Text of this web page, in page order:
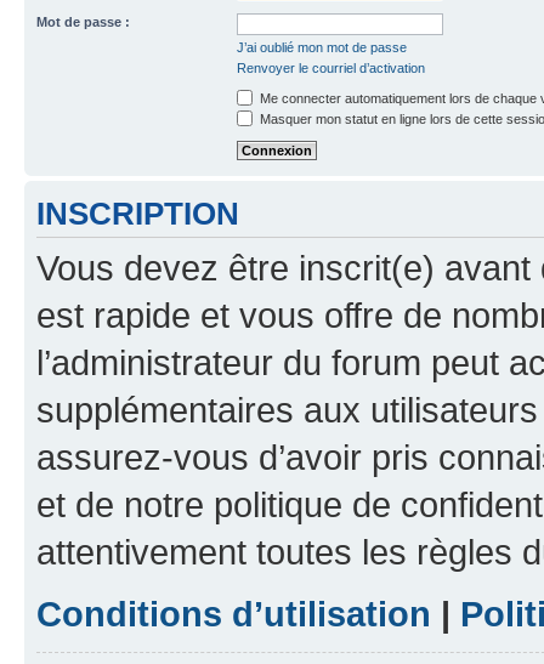
Mot de passe :
J’ai oublié mon mot de passe
Renvoyer le courriel d’activation
Me connecter automatiquement lors de chaque
Masquer mon statut en ligne lors de cette
INSCRIPTION
Vous devez être inscrit(e) avant
est rapide et vous offre de
l’administrateur du forum peut
supplémentaires aux
assurez-vous d’avoir pris
et de notre politique de
attentivement toutes les règles
Conditions d’utilisation |